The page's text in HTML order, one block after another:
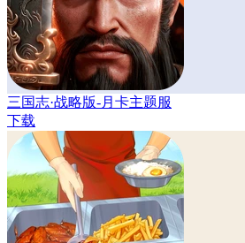
三国志·战略版-月卡主题服
下载